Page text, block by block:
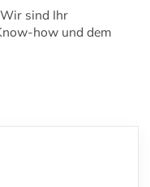
sind Ihr
how und dem